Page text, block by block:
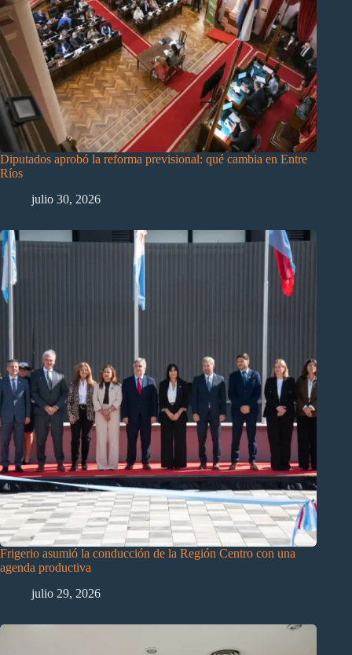
Diputados aprobó la reforma previsional: qué cambia en Entre
Ríos
julio 30, 2026
Frigerio asumió la conducción de la Región Centro con una
agenda productiva
julio 29, 2026